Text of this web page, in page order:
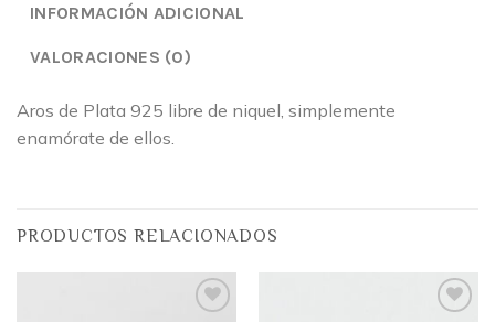
INFORMACIÓN ADICIONAL
VALORACIONES (0)
Aros de Plata 925 libre de niquel, simplemente
enamórate de ellos.
PRODUCTOS RELACIONADOS